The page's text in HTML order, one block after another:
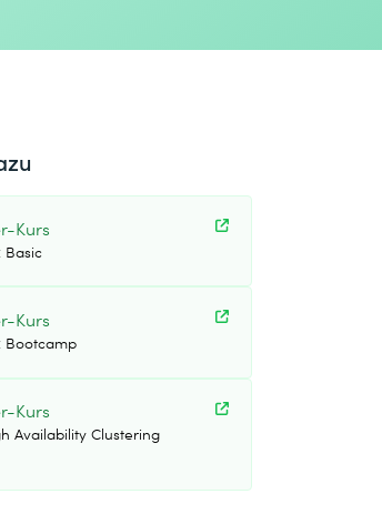
Kurs
Basic
Kurs
Bootcamp
Kurs
Availability Clustering